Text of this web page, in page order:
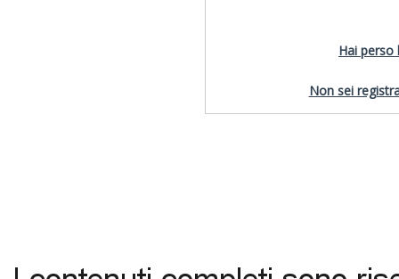
Hai perso
Non sei